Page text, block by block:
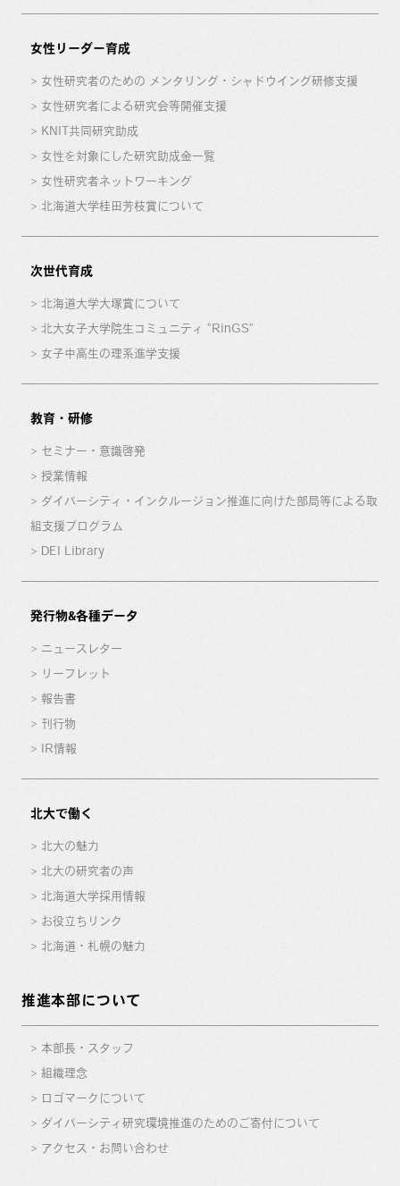
女性リーダー育成
女性研究者のための メンタリング・シャドウイング研修支援
女性研究者による研究会等開催支援
KNIT共同研究助成
女性を対象にした研究助成金一覧
女性研究者ネットワーキング
北海道大学桂田芳枝賞について
次世代育成
北海道大学大塚賞について
北大女子大学院生コミュニティ “RinGS”
女子中高生の理系進学支援
教育・研修
セミナー・意識啓発
授業情報
ダイバーシティ・インクルージョン推進に向けた部局等による取
組支援プログラム
DEI Library
発行物&各種データ
ニュースレター
リーフレット
報告書
刊行物
IR情報
北大で働く
北大の魅力
北大の研究者の声
北海道大学採用情報
お役立ちリンク
北海道・札幌の魅力
推進本部について
本部長・スタッフ
組織理念
ロゴマークについて
ダイバーシティ研究環境推進のためのご寄付について
アクセス・お問い合わせ